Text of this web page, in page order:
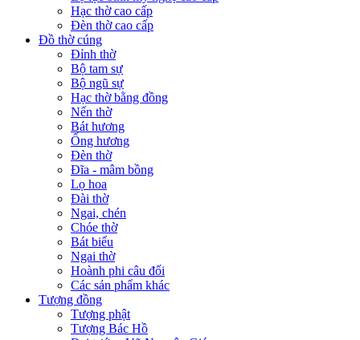
Hạc thờ cao cấp
Đèn thờ cao cấp
Đồ thờ cúng
Đỉnh thờ
Bộ tam sự
Bộ ngũ sự
Hạc thờ bằng đồng
Nến thờ
Bát hương
Ống hương
Đèn thờ
Đĩa - mâm bồng
Lọ hoa
Đài thờ
Ngai, chén
Chóe thờ
Bát biểu
Ngai thờ
Hoành phi câu đối
Các sản phẩm khác
Tượng đồng
Tượng phật
Tượng Bác Hồ